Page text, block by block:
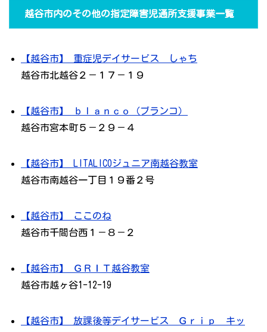
越谷市内のその他の指定障害児通所支援事業一覧
【越谷市】 重症児デイサービス しゃち
越谷市北越谷２－１７－１９
【越谷市】 ｂｌａｎｃｏ（ブランコ）
越谷市宮本町５－２９－４
【越谷市】 LITALICOジュニア南越谷教室
越谷市南越谷一丁目１９番２号
【越谷市】 ここのね
越谷市千間台西１－８－２
【越谷市】 ＧＲＩＴ越谷教室
越谷市越ヶ谷1-12-19
【越谷市】 放課後等デイサービス Ｇｒｉｐ キッ